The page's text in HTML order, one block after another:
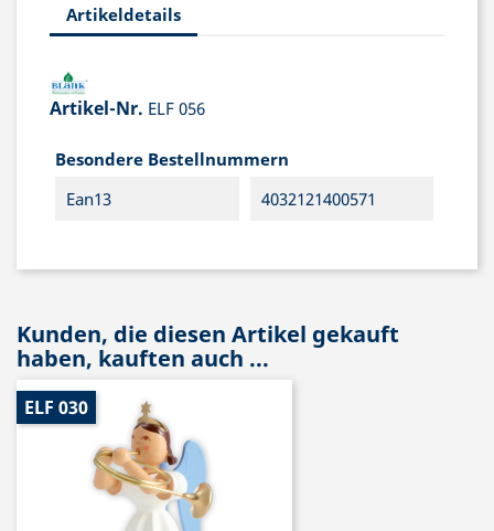
Artikeldetails
Artikel-Nr. ELF 056
Besondere Bestellnummern
Ean13
4032121400571
Kunden, die diesen Artikel gekauft
haben, kauften auch ...
ELF 030